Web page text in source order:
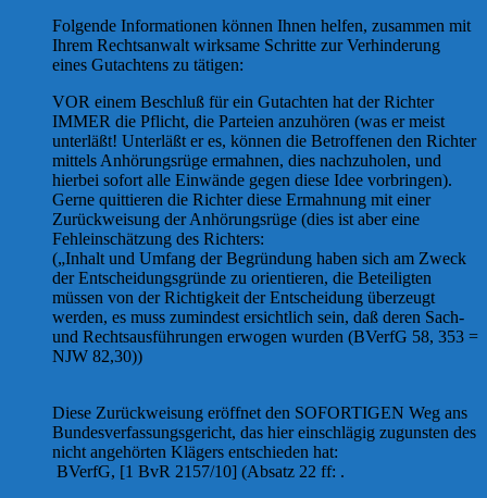
Folgende Informationen können Ihnen helfen, zusammen mit
Ihrem Rechtsanwalt wirksame Schritte zur Verhinderung
eines Gutachtens zu tätigen:
VOR einem Beschluß für ein Gutachten hat der Richter
IMMER die Pflicht, die Parteien anzuhören (was er meist
unterläßt! Unterläßt er es, können die Betroffenen den Richter
mittels Anhörungsrüge ermahnen, dies nachzuholen, und
hierbei sofort alle Einwände gegen diese Idee vorbringen).
Gerne quittieren die Richter diese Ermahnung mit einer
Zurückweisung der Anhörungsrüge (dies ist aber eine
Fehleinschätzung des Richters:
(„Inhalt und Umfang der Begründung haben sich am Zweck
der Entscheidungsgründe zu orientieren, die Beteiligten
müssen von der Richtigkeit der Entscheidung überzeugt
werden, es muss zumindest ersichtlich sein, daß deren Sach-
und Rechtsausführungen erwogen wurden (BVerfG 58, 353 =
NJW 82,30))
Diese Zurückweisung eröffnet den SOFORTIGEN Weg ans
Bundesverfassungsgericht, das hier einschlägig zugunsten des
nicht angehörten Klägers entschieden hat:
BVerfG, [1 BvR 2157/10] (Absatz 22 ff: .